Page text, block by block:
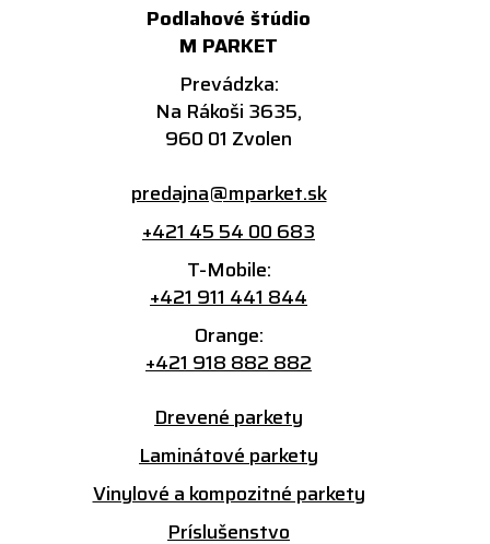
Podlahové štúdio
M PARKET
Prevádzka:
Na Rákoši 3635,
960 01 Zvolen
predajna@mparket.sk
+421 45 54 00 683
T-Mobile:
+421 911 441 844
Orange:
+421 918 882 882
Drevené parkety
Laminátové parkety
Vinylové a kompozitné parkety
Príslušenstvo